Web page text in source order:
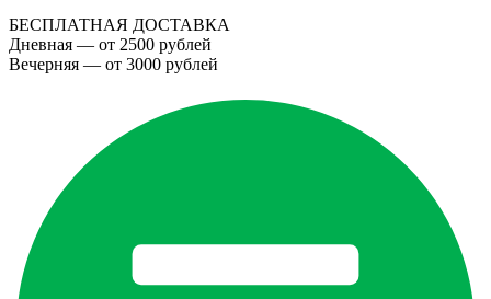
БЕСПЛАТНАЯ ДОСТАВКА
Дневная — от 2500 рублей
Вечерняя — от 3000 рублей